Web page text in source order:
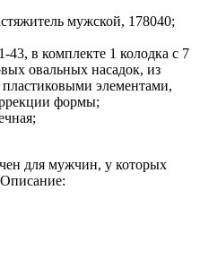
мужской, 178040;
43, в комплекте 1 колодка с 7
овальных насадок, из
элементами,
формы;
для мужчин, у которых